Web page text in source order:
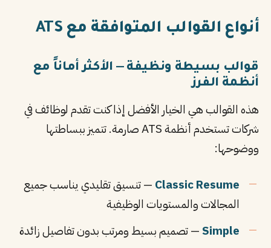
أنواع القوالب المتوافقة مع ATS
قوالب بسيطة ونظيفة — الأكثر أماناً مع
أنظمة الفرز
هذه القوالب هي الخيار الأفضل إذا كنت تقدم لوظائف في
شركات تستخدم أنظمة ATS صارمة. تتميز ببساطتها
ووضوحها:
Classic Resume — تنسيق تقليدي يناسب جميع
المجالات والمستويات الوظيفية
Simple— تصميم بسيط ومرتب بدون تفاصيل زائدة